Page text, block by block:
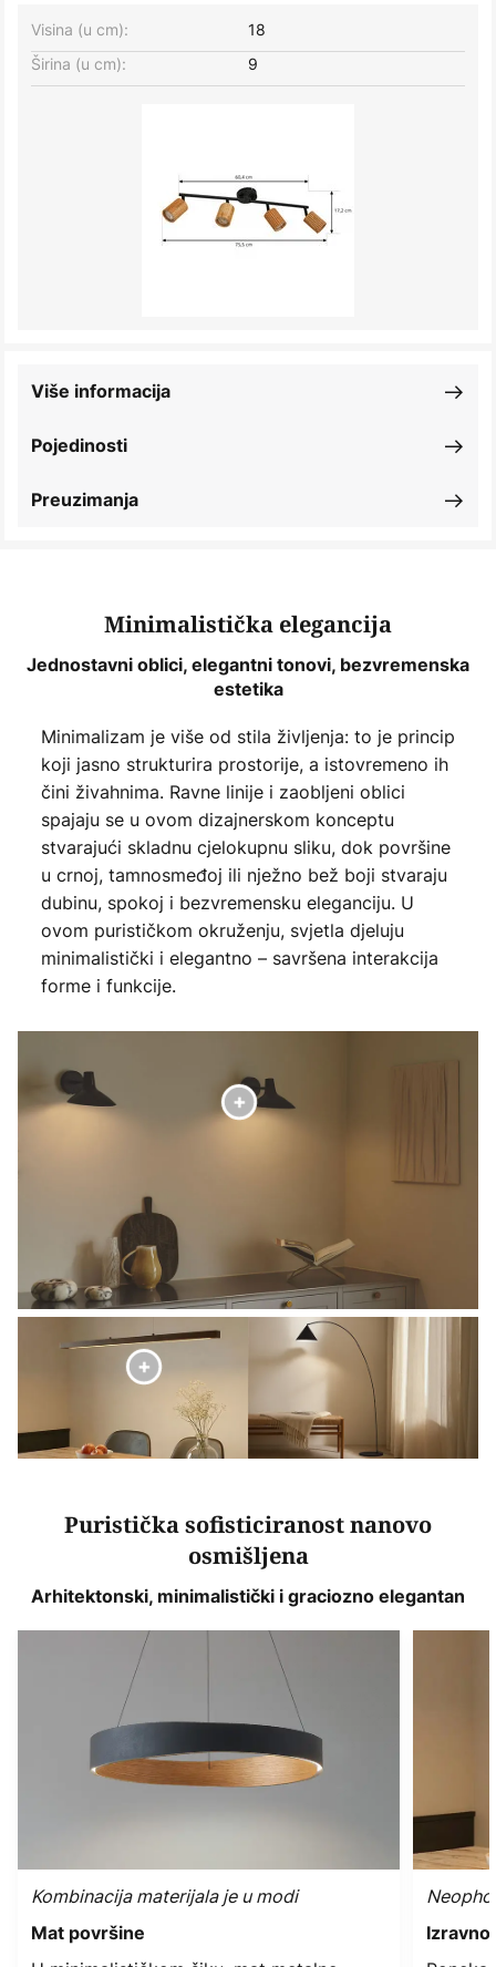
Širina (u cm): 9
Visina (u cm): 18
Pojedinosti
Više informacija
Preuzimanja
Minimalistička elegancija
Jednostavni oblici, elegantni tonovi, bezvremenska
estetika
Minimalizam je više od stila življenja: to je princip
koji jasno strukturira prostorije, a istovremeno ih
čini živahnima. Ravne linije i zaobljeni oblici
spajaju se u ovom dizajnerskom konceptu
stvarajući skladnu cjelokupnu sliku, dok površine
u crnoj, tamnosmeđoj ili nježno bež boji stvaraju
dubinu, spokoj i bezvremensku eleganciju. U
ovom purističkom okruženju, svjetla djeluju
minimalistički i elegantno – savršena interakcija
forme i funkcije.
Puristička sofisticiranost nanovo
osmišljena
Arhitektonski, minimalistički i graciozno elegantan
Kombinacija materijala je u modi
Mat površine